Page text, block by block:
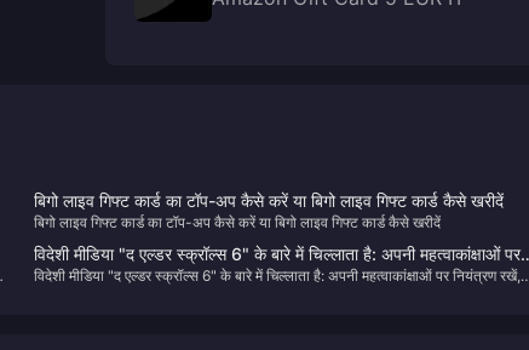
बिगो लाइव गिफ्ट कार्ड का टॉप-अप कैसे करें या बिगो लाइव गिफ्ट कार्ड कैसे खरीदें
बिगो लाइव गिफ्ट कार्ड का टॉप-अप कैसे करें या बिगो लाइव गिफ्ट कार्ड कैसे खरीदें
विदेशी मीडिया "द एल्डर स्क्रॉल्स 6" के बारे में चिल्लाता है: अपनी महत्वाकांक्षाओं पर
नियंत्रण रखें, "ऊंची आंखों और निचले हाथों" वाले "तारों वाले आकाश" की तरह न
विदेशी मीडिया "द एल्डर स्क्रॉल्स 6" के बारे में चिल्लाता है: अपनी महत्वाकांक्षाओं पर नियंत्रण रखें,